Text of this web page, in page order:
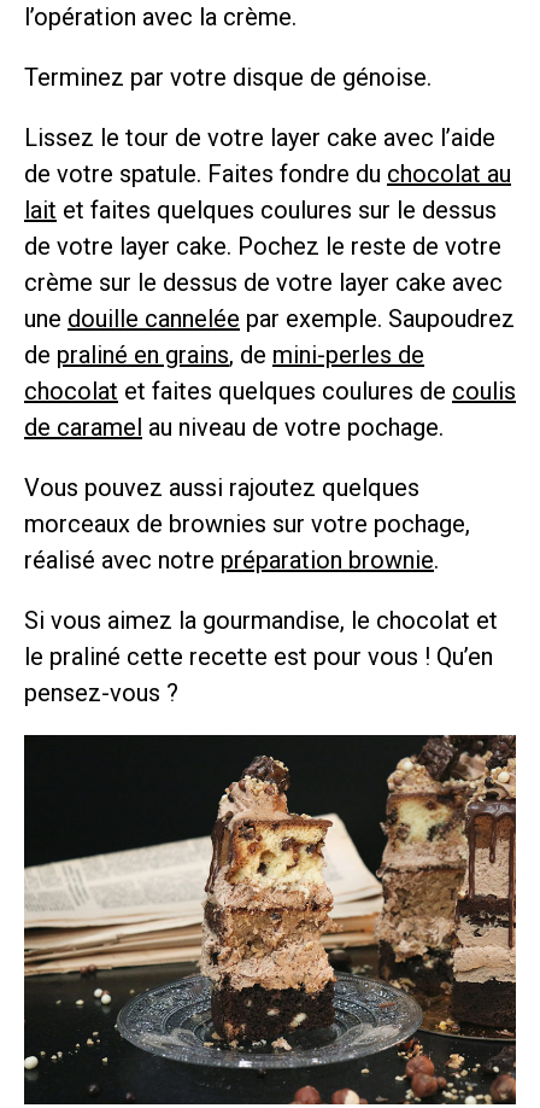
l’opération avec la crème.
Terminez par votre disque de génoise.
Lissez le tour de votre layer cake avec l’aide
de votre spatule. Faites fondre du chocolat au
lait et faites quelques coulures sur le dessus
de votre layer cake. Pochez le reste de votre
crème sur le dessus de votre layer cake avec
une douille cannelée par exemple. Saupoudrez
de praliné en grains, de mini-perles de
chocolat et faites quelques coulures de coulis
de caramel au niveau de votre pochage.
Vous pouvez aussi rajoutez quelques
morceaux de brownies sur votre pochage,
réalisé avec notre préparation brownie.
Si vous aimez la gourmandise, le chocolat et
le praliné cette recette est pour vous ! Qu’en
pensez-vous ?